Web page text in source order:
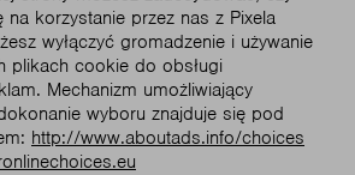
na korzystanie przez nas z Pixela
wyłączyć gromadzenie i używanie
plikach cookie do obsługi
Mechanizm umożliwiający
wyboru znajduje się pod
http://www.aboutads.info/choices